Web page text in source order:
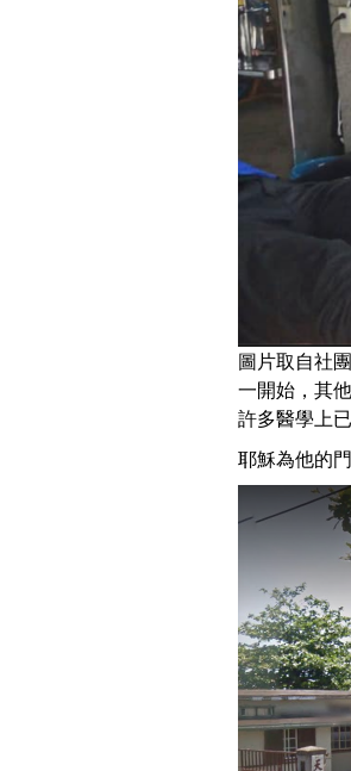
圖片取自社
一開始，其
許多醫學上
耶穌為他的